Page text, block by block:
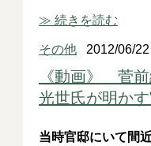
≫ 続きを読む
その他 2012/06/22
《動画》 菅
光世氏が明か
当時官邸にいて間